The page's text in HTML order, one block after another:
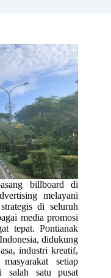
billboard di
melayani
di seluruh
media promosi
tepat. Pontianak
didukung
industri kreatif,
setiap
salah satu pusat